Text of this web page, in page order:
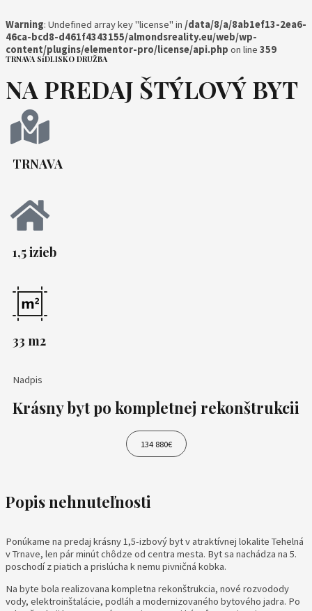
Warning: Undefined array key "license" in /data/8/a/8ab1ef13-2ea6-
46ca-bcd8-d461f4343155/almondsreality.eu/web/wp-
content/plugins/elementor-pro/license/api.php on line 359
TRNAVA SíDLISKO DRUŽBA
NA PREDAJ ŠTÝLOVÝ BYT
TRNAVA
1,5 izieb
33 m2
Nadpis
Krásny byt po kompletnej rekonštrukcii
134 880€
Popis nehnuteľnosti
Ponúkame na predaj krásny 1,5-izbový byt v atraktívnej lokalite Tehelná
v Trnave, len pár minút chôdze od centra mesta. Byt sa nachádza na 5.
poschodí z piatich a prislúcha k nemu pivničná kobka.
Na byte bola realizovana kompletna rekonštrukcia, nové rozvodody
vody, elektroinštalácie, podláh a modernizovaného bytového jadra. Po